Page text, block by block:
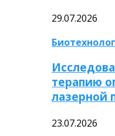
29.07.2026
терапию
лазерной
23.07.2026